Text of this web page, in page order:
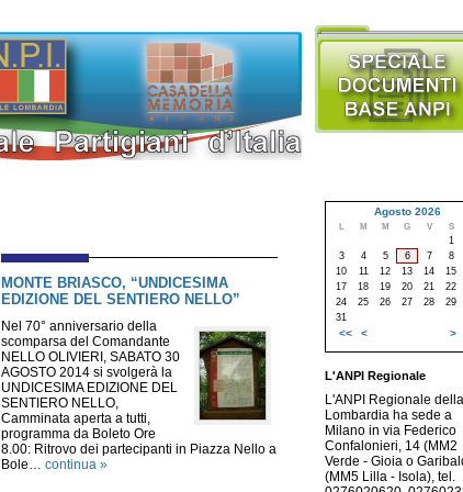
MONTE BRIASCO, “UNDICESIMA
EDIZIONE DEL SENTIERO NELLO”
Nel 70° anniversario della
scomparsa del Comandante
NELLO OLIVIERI, SABATO 30
AGOSTO 2014 si svolgerà la
UNDICESIMA EDIZIONE DEL
SENTIERO NELLO,
Camminata aperta a tutti,
programma da Boleto Ore
8.00: Ritrovo dei partecipanti in Piazza Nello a
Bole… continua »
Agosto 2026
L M M G V S
1
3
4 5 6 7 8
10
11 12 13 14 15
17
18 19 20 21 22
24
25 26 27 28 29
31
<< < >
L'ANPI Regionale
L'ANPI Regionale della
Lombardia ha sede a
Milano in via Federico
Confalonieri, 14 (MM2
Verde - Gioia o
(MM5 Lilla - Isola), tel.